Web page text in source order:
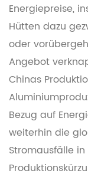
Energiepreise,
Hütten dazu
oder
Angebot
Chinas
Bezug auf
weiterhin die
Stromausfälle